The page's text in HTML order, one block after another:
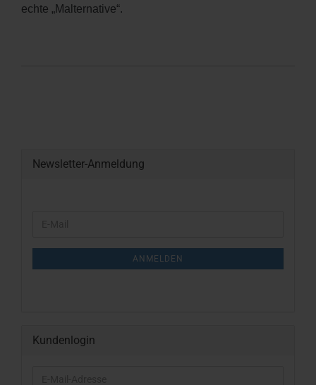
echte „Malternative“.
Newsletter-Anmeldung
ANMELDEN
Kundenlogin